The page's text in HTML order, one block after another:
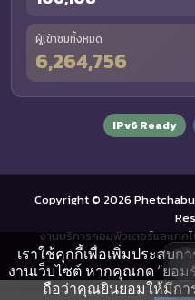
ผู้เข้าชมทั้งหมด
6,264,756
IPv6 Ready
Copyright © 2026
งานบริการคอมพิวเตอร์และเท
เทคโน
เราใช้คุกกี้เพื่อเพิ่มประสบ
งานเว็บไซต์ หากคุณกด “ยอม
ถือว่าคุณยินยอมให้มีกา